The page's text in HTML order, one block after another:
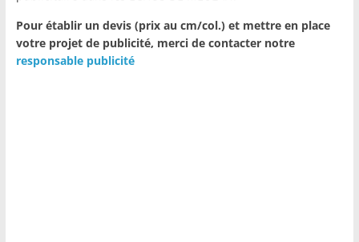
Pour établir un devis (prix au cm/col.) et mettre en place
votre projet de publicité, merci de contacter notre
responsable publicité